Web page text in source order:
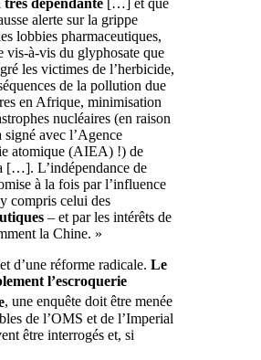
dépendante […] et que
alerte sur la grippe
lobbies pharmaceutiques,
vis-à-vis du glyphosate que
les victimes de l’herbicide,
de la pollution due
en Afrique, minimisation
nucléaires (en raison
signé avec l’Agence
atomique (AIEA) !) de
[…]. L’indépendance de
à la fois par l’influence
compris celui des
– et par les intérêts de
la Chine. »
d’une réforme radicale. Le
l’escroquerie
, une enquête doit être menée
de l’OMS et de l’Imperial
être interrogés et, si